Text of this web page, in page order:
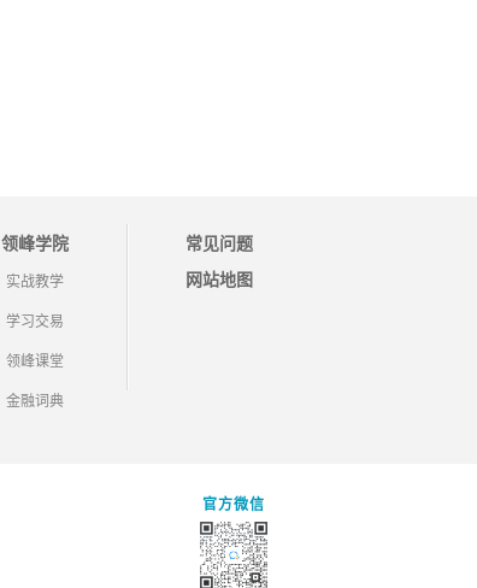
领峰学院
实战教学
学习交易
领峰课堂
金融词典
常见问题
网站地图
官方微信